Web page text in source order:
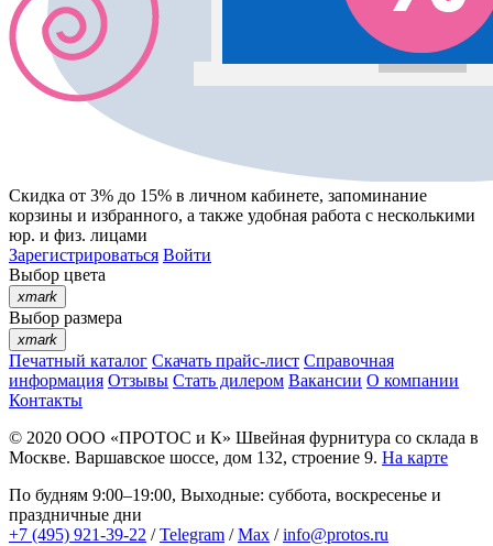
Скидка от 3% до 15% в личном кабинете, запоминание
корзины и избранного, а также удобная работа с несколькими
юр. и физ. лицами
Зарегистрироваться Войти
Выбор цвета
xmark
Выбор размера
xmark
Печатный каталог Скачать прайс-лист Справочная
информация Отзывы Стать дилером Вакансии О компании
Контакты
© 2020 ООО «ПРОТОС и К» Швейная фурнитура со склада в
Москве. Варшавское шоссе, дом 132, строение 9. На карте
По будням 9:00–19:00, Выходные: суббота, воскресенье и
праздничные дни
+7 (495) 921-39-22 /Telegram /Max /info@protos.ru